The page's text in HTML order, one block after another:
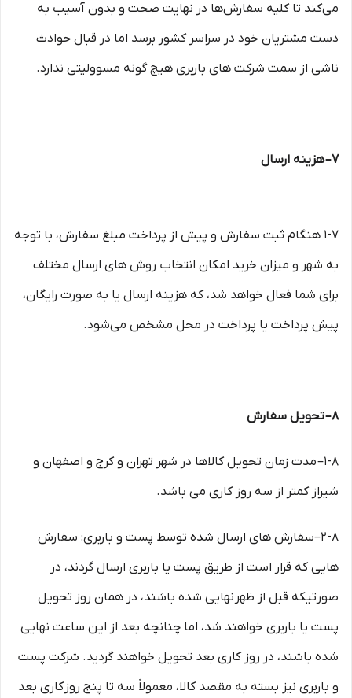
می‏‌کند تا کلیه سفارش‏‌ها در نهایت صحت و بدون آسیب به
دست مشتریان خود در سراسر کشور برسد اما در قبال حوادث
ناشی از سمت شرکت های باربری هیچ گونه مسوولیتی ندارد.
۷– هزینه ارسال
۱-۷ هنگام ثبت سفارش و پیش از پرداخت مبلغ سفارش، با توجه
به شهر و میزان خرید امکان انتخاب روش های ارسال مختلف
برای شما فعال خواهد شد، که هزینه ارسال یا به صورت رایگان،
پیش پرداخت یا پرداخت در محل مشخص می‌شود.
۸– تحویل سفارش
۱-۸– مدت زمان تحویل کالاها در شهر تهران و کرج و اصفهان و
شیراز کمتر از سه روز کاری می باشد.
۲-۸–سفارش های ارسال شده توسط پست و باربری: سفارش
هایی که قرار است از طریق پست یا باربری ارسال گردند، در
صورتیکه قبل از ظهر نهایی شده باشند، در همان روز تحویل
پست یا باربری خواهند شد، اما چنانچه بعد از این ساعت نهایی
شده باشند، در روز کاری بعد تحویل خواهند گردید. شرکت پست
و باربری نیز بسته به مقصد کالا، معمولاً سه تا پنج روز کاری بعد